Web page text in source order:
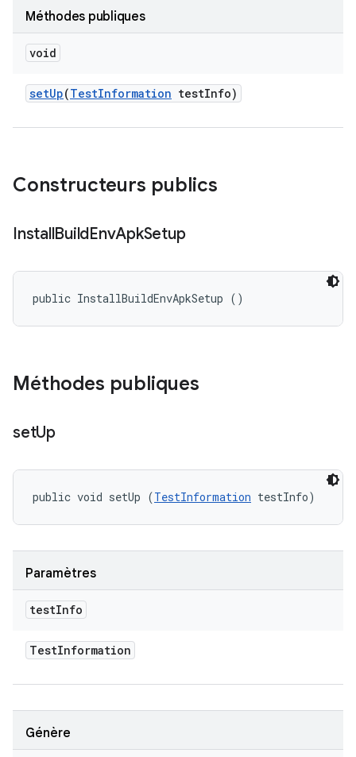
Méthodes publiques
void
setUp(TestInformation testInfo)
Constructeurs publics
InstallBuildEnvApkSetup
public InstallBuildEnvApkSetup ()
Méthodes publiques
setUp
public void setUp (TestInformation testInfo)
Paramètres
testInfo
TestInformation
Génère